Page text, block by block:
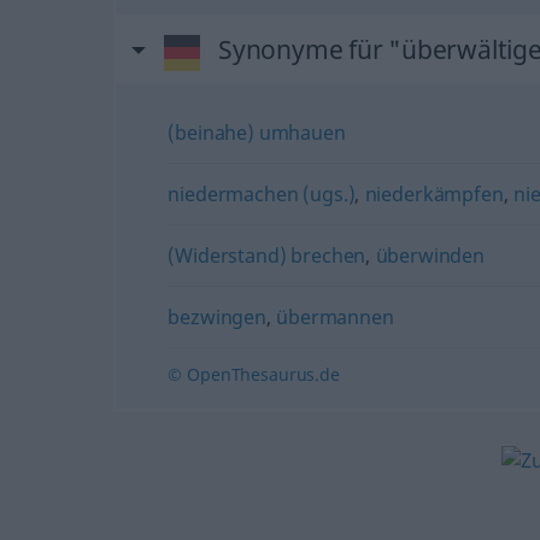
Synonyme für
(beinahe) umhauen
niedermachen (ugs.), niederkämpfen,
(Widerstand) brechen, überwinden
bezwingen, übermannen
© OpenThesaurus.de